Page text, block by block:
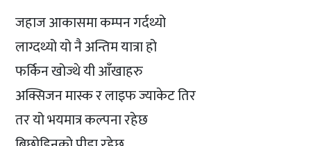
जहाज आकासमा कम्पन गर्दथ्यो
लाग्दथ्यो यो नै अन्तिम यात्रा हो
फर्किन खोज्थे यी आँखाहरु
अक्सिजन मास्क र लाइफ ज्याकेट तिर
तर यो भयमात्र कल्पना रहेछ